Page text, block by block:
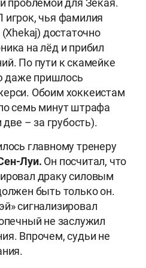
проблемой для Зекая.
чья фамилия
достаточно
на лёд и прибил
По пути к скамейке
пришлось
Обоим хоккеистам
семь минут штрафа
– за грубость).
главному тренеру
Луи. Он посчитал, что
драку силовым
быть только он.
сигнализировал
не заслужил
Впрочем, судьи не